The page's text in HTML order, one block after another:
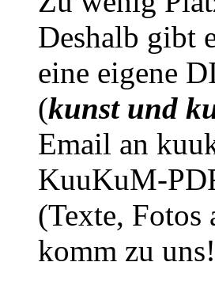
Deshalb gibt
eine eigene
(kunst und
Email an
KuuKuM-
(Texte, Fotos
komm zu